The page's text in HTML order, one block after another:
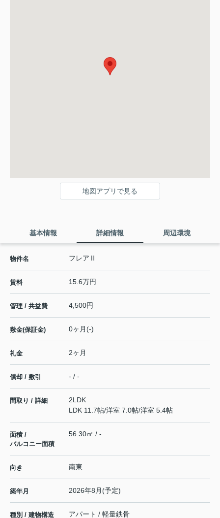
地図アプリで見る
基本情報 詳細情報 周辺環境
物件名 フレアⅡ
賃料 15.6万円
管理 / 共益費 4,500円
敷金(保証金) 0ヶ月(-)
礼金 2ヶ月
償却 / 敷引 - / -
間取り / 詳細
2LDK
LDK 11.7帖/洋室 7.0帖/洋室 5.4帖
面積 /
バルコニー面積
56.30㎡ / -
向き 南東
築年月 2026年8月(予定)
種別 / 建物構造 アパート / 軽量鉄骨